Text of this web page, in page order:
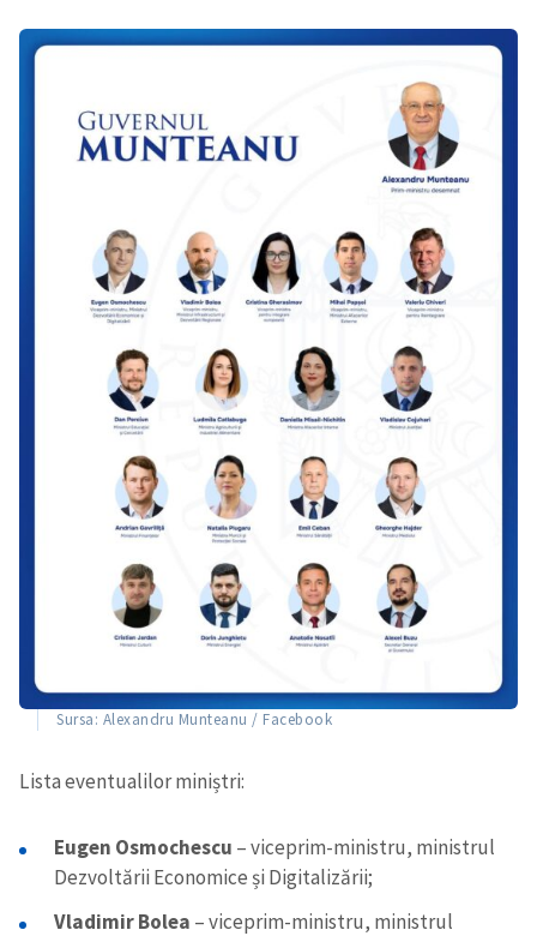
Sursa: Alexandru Munteanu / Facebook
Lista eventualilor miniștri:
Eugen Osmochescu – viceprim-ministru, ministrul
Dezvoltării Economice și Digitalizării;
Vladimir Bolea – viceprim-ministru, ministrul